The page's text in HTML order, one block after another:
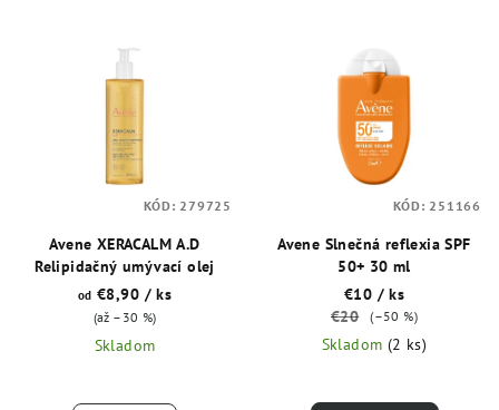
Avene XERACALM A.D
Relipidačný umývací olej
od €8,90 / ks
(až –30 %)
Skladom
KÓD: 279725
Avene Slnečná reflexia SPF
50+ 30 ml
€10 / ks
€20
(–50 %)
Skladom (2 ks)
KÓD: 251166